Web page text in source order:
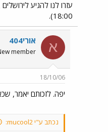
18:00).
א אורי404
member
18/10/06
יפה. לזכותם יאמר,
נכתב ע"י mucool2: